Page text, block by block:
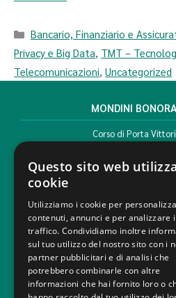
Bancario, Finanziario e
Privacy e Big Data, TMT –
Telecomunicazioni, Uncategorized
MONDINI
Corso di Porta
T. +39 02 777351 F.
AREE
Aree di
Settori
Studio legale
Contatti
Questo sito web utilizza
cookie
Utilizziamo i cookie per
contenuti, annunci e per analizzare
traffico. Condividiamo inoltre
sul tuo utilizzo del nostro sito con i
partner pubblicitari e di analisi che
potrebbero combinarle con altre
informazioni che hai fornito loro o